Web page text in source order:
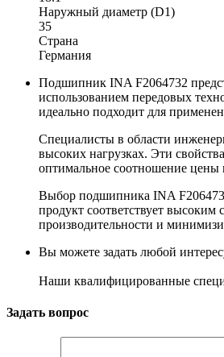
Наружный диаметр (D1)
35
Страна
Германия
Подшипник INA F2064732
использованием передовых
идеально подходит для
Специалисты в области
высоких нагрузках. Эти
оптимальное соотношение
Выбор подшипника INA
продукт соответствует
производительности и
Вы можете задать любой
Наши квалифицированные
Задать вопрос